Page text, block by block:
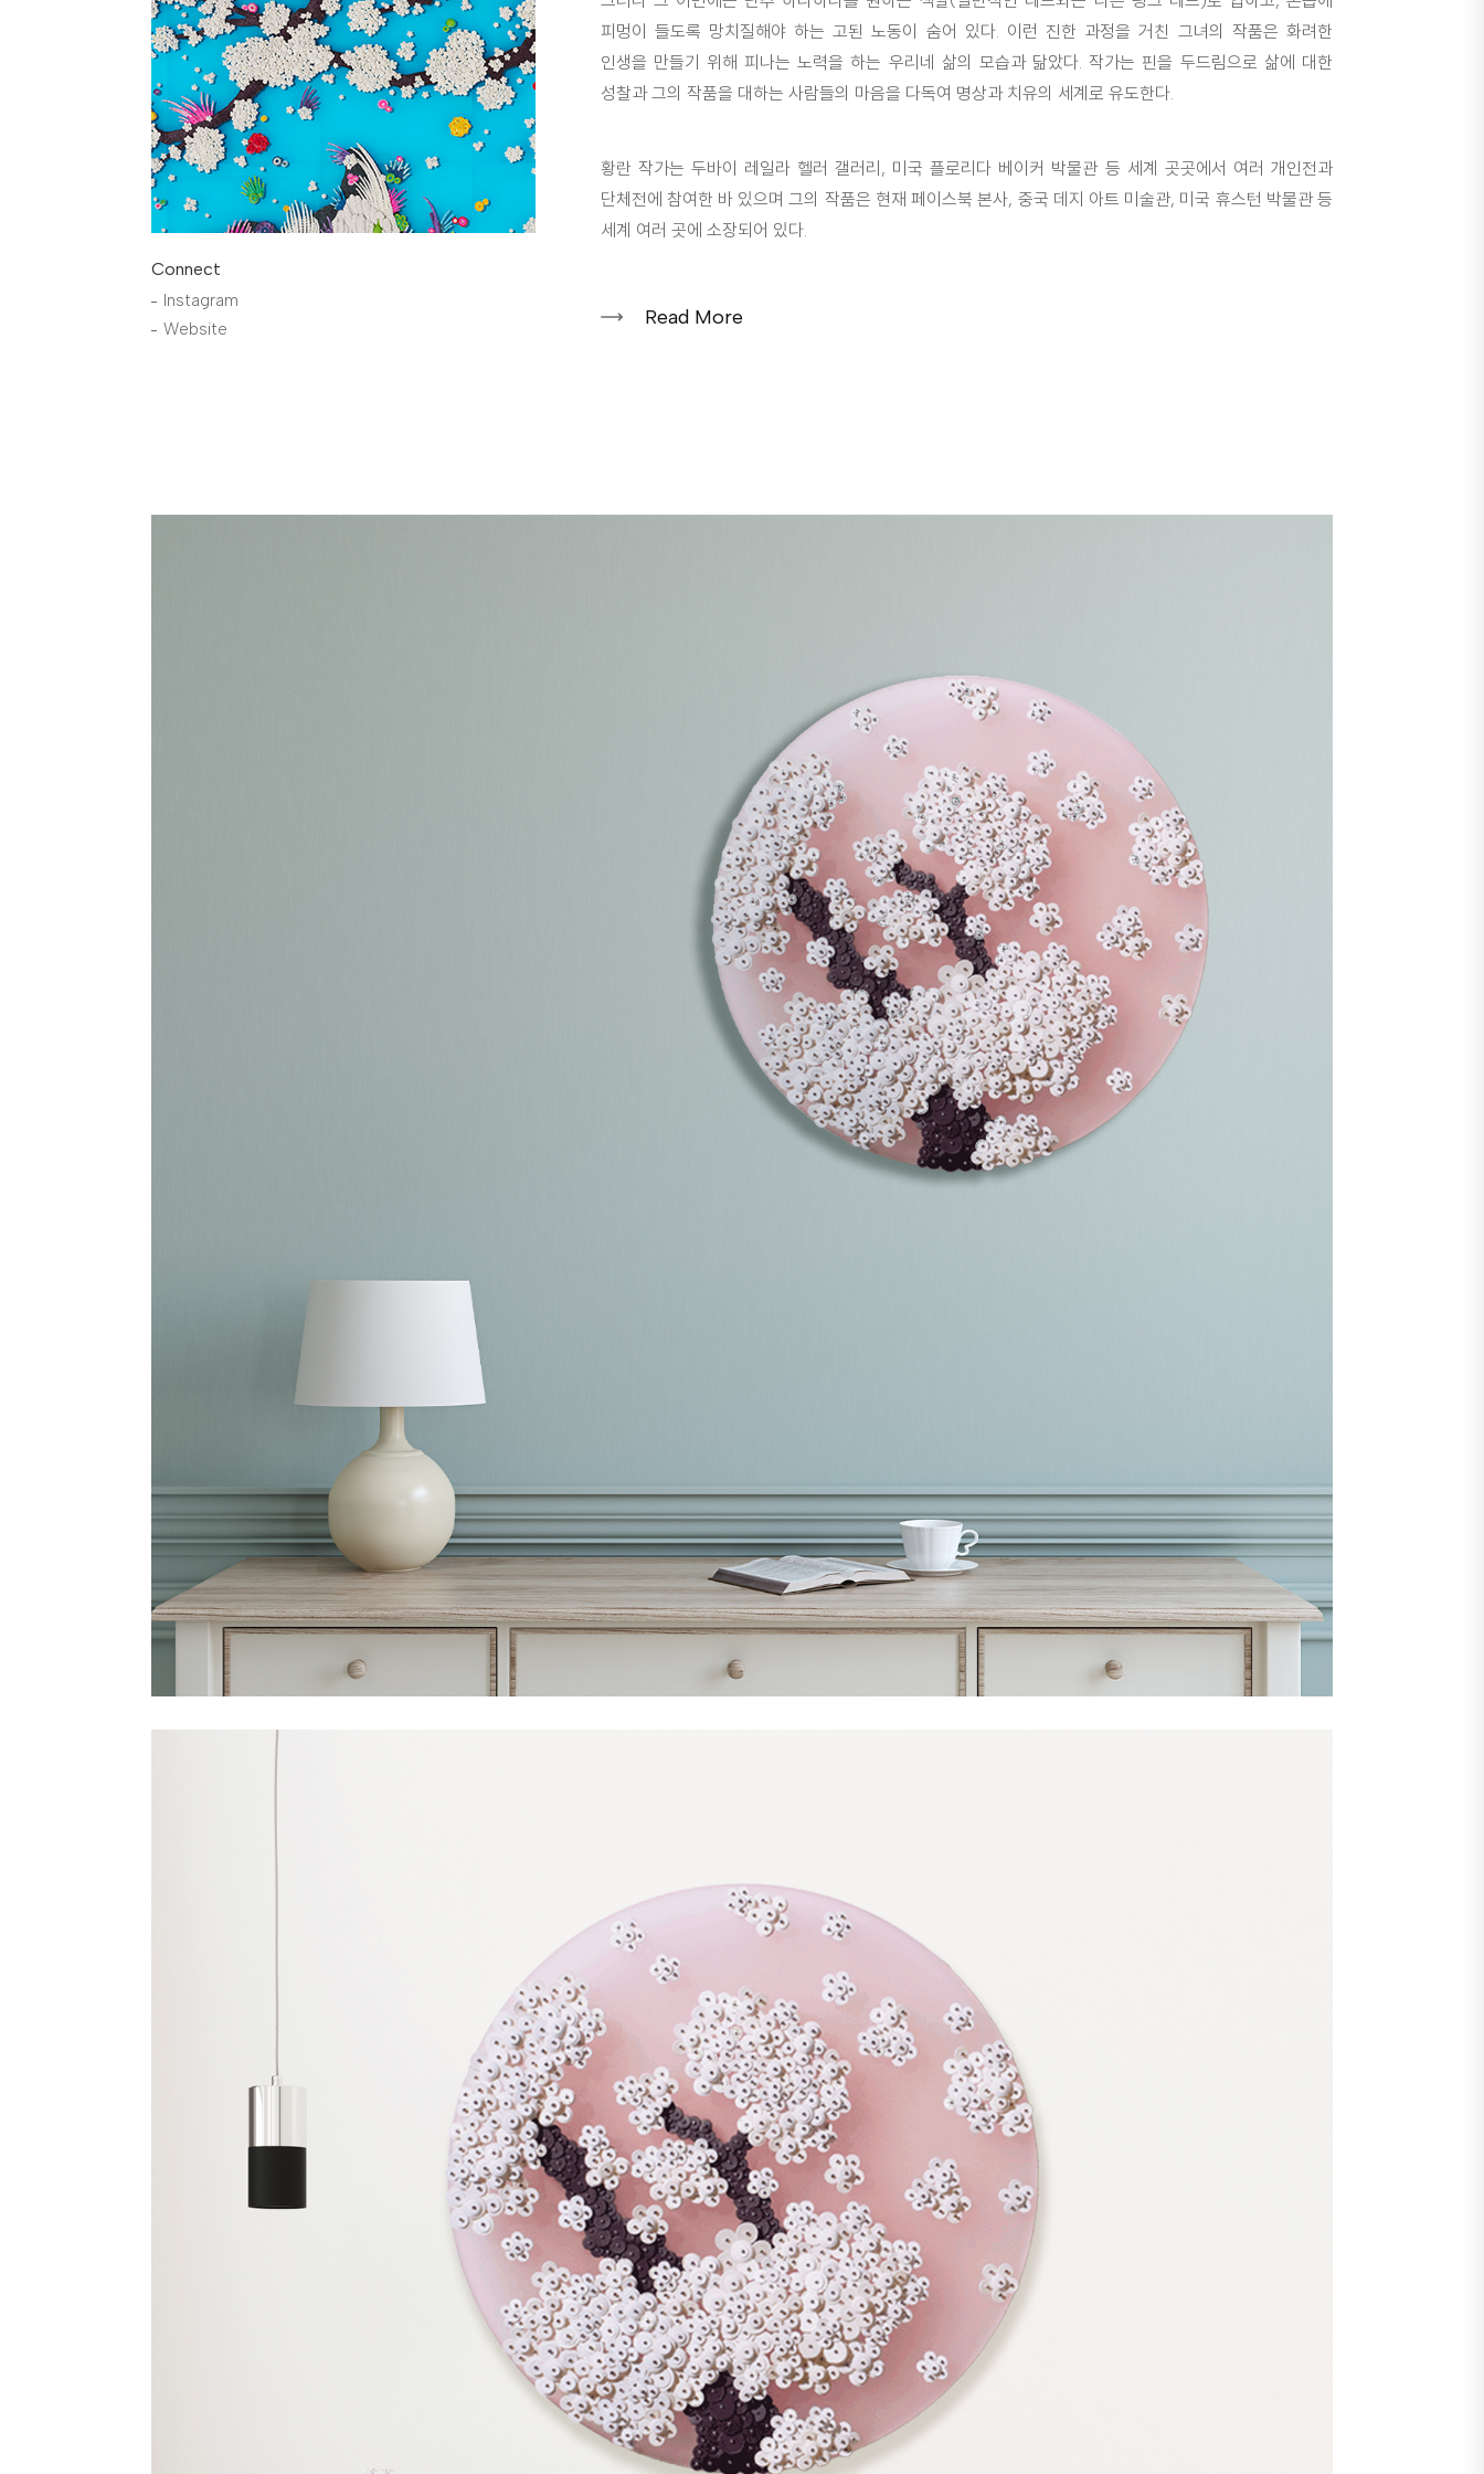
Connect
Instagram
Website
피멍이 들도록 망치질해야 하는 고된 노동이 숨어 있다. 이런 진한 과정을 거친 그녀의 작품은 화려한
인생을 만들기 위해 피나는 노력을 하는 우리네 삶의 모습과 닮았다. 작가는 핀을 두드림으로 삶에 대한
성찰과 그의 작품을 대하는 사람들의 마음을 다독여 명상과 치유의 세계로 유도한다.
황란 작가는 두바이 레일라 헬러 갤러리, 미국 플로리다 베이커 박물관 등 세계 곳곳에서 여러 개인전과
단체전에 참여한 바 있으며 그의 작품은 현재 페이스북 본사, 중국 데지 아트 미술관, 미국 휴스턴 박물관 등
세계 여러 곳에 소장되어 있다.
Read More